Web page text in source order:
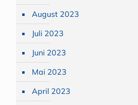
August 2023
Juli 2023
Juni 2023
Mai 2023
April 2023